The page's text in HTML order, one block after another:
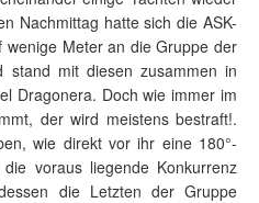
Nachmittag hatte sich die ASK-
wenige Meter an die Gruppe der
stand mit diesen zusammen in
Dragonera. Doch wie immer im
der wird meistens bestraft!.
wie direkt vor ihr eine 180°-
voraus liegende Konkurrenz
die Letzten der Gruppe